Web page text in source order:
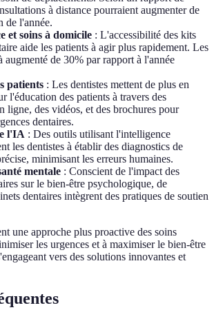
à distance pourraient augmenter de
de l'année.
et soins à domicile : L'accessibilité des kits
aide les patients à agir plus rapidement. Les
augmenté de 30% par rapport à l'année
patients : Les dentistes mettent de plus en
l'éducation des patients à travers des
ligne, des vidéos, et des brochures pour
dentaires.
l'IA : Des outils utilisant l'intelligence
les dentistes à établir des diagnostics de
minimisant les erreurs humaines.
mentale : Conscient de l'impact des
sur le bien-être psychologique, de
dentaires intègrent des pratiques de soutien
une approche plus proactive des soins
les urgences et à maximiser le bien-être
vers des solutions innovantes et